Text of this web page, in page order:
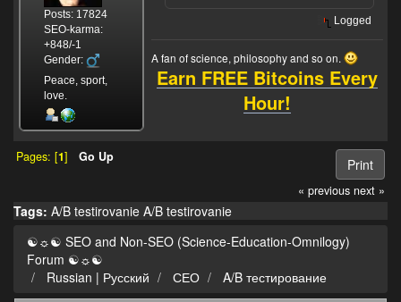
Posts: 17824
SEO-karma:
+848/-1
Gender:
Peace, sport,
love.
Logged
A fan of science, philosophy and so on.
Earn FREE Bitcoins Every
Hour!
Print
Pages: [1] Go Up
« previous next »
Tags: A/B testirovanie A/B testirovanie
☯☼☯ SEO and Non-SEO (Science-Education-Omnilogy)
Forum ☯☼☯
Russian | Русский
СЕО A/B тестирование